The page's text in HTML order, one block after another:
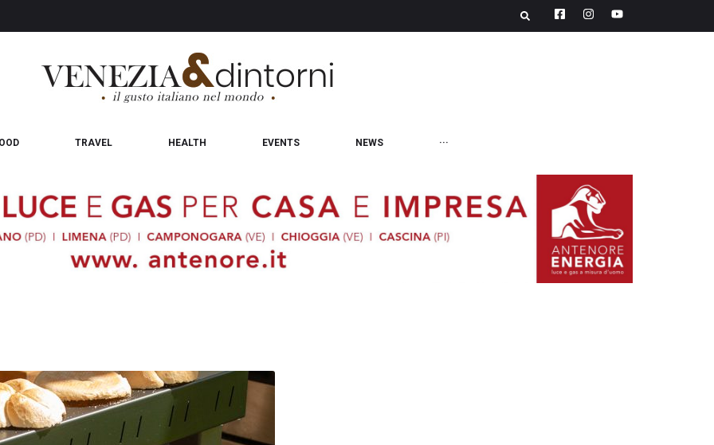
TRAVEL HEALTH EVENTS NEWS ···